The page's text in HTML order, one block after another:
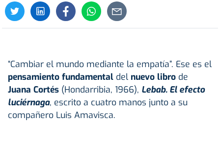
“Cambiar el mundo mediante la empatía”. Ese es el
pensamiento fundamental del nuevo libro de
Juana Cortés (Hondarribia, 1966), Lebab. El efecto
luciérnaga, escrito a cuatro manos junto a su
compañero Luis Amavisca.